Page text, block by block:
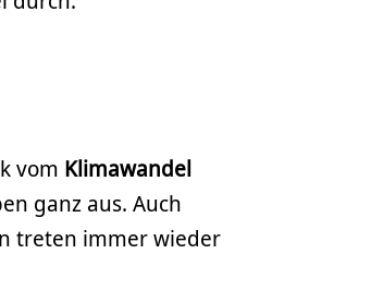
vom Klimawandel
ganz aus. Auch
treten immer wieder